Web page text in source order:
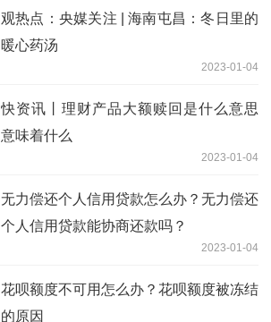
观热点：央媒关注 | 海南屯昌：冬日里的
暖心药汤
2023-01-04
快资讯丨理财产品大额赎回是什么意思
意味着什么
2023-01-04
无力偿还个人信用贷款怎么办？无力偿还
个人信用贷款能协商还款吗？
2023-01-04
花呗额度不可用怎么办？花呗额度被冻结
的原因